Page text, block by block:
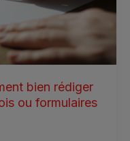
bien rédiger
ou formulaires